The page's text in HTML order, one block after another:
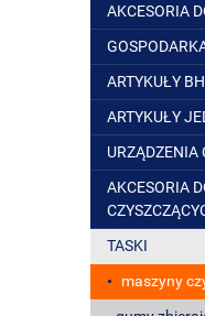
AKCESORIA
ARTYKUŁY
ARTYKUŁY
URZĄDZENIA
AKCESORIA
TASKI
maszyny